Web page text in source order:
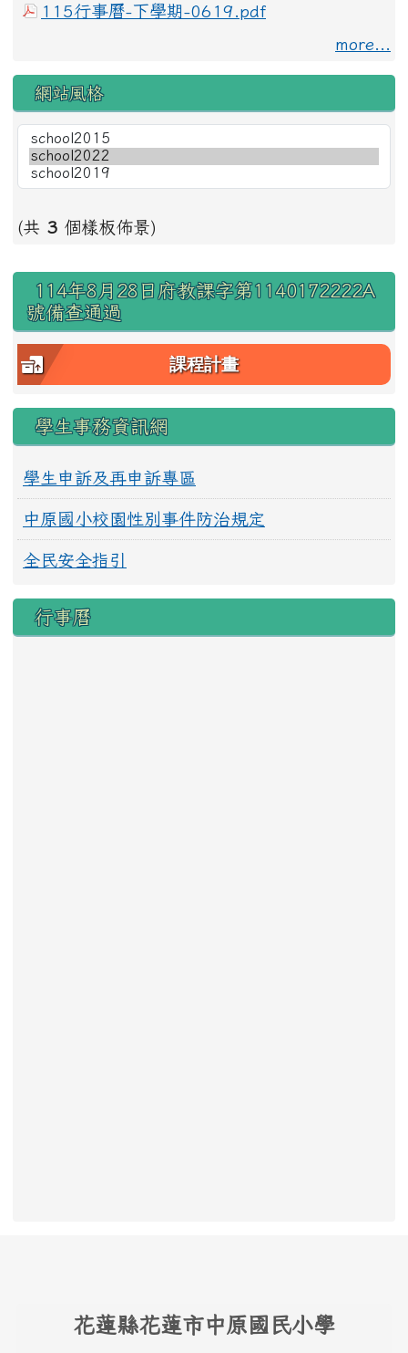
115行事曆-下學期-0619.pdf
more...
網站風格
(共 3 個樣板佈景)
右邊區域內容
114年8月28日府教課字第1140172222A
號備查通過
課程計畫
學生事務資訊網
學生申訴及再申訴專區
中原國小校園性別事件防治規定
全民安全指引
行事曆
花蓮縣花蓮市中原國民小學